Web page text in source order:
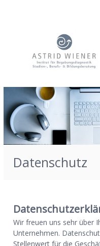
c
n
t
e
Datenschutz
Wir freuen uns sehr über
Unternehmen.
Stellenwert für die